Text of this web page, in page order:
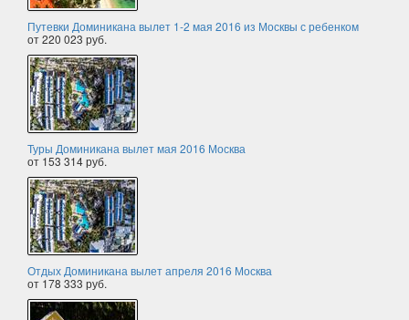
Путевки Доминикана вылет 1-2 мая 2016 из Москвы с ребенком
от 220 023 руб.
Туры Доминикана вылет мая 2016 Москва
от 153 314 руб.
Отдых Доминикана вылет апреля 2016 Москва
от 178 333 руб.